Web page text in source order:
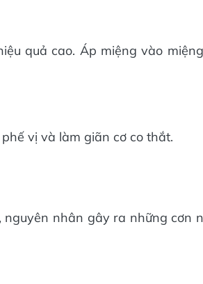
quả cao. Áp miệng vào
vị và làm giãn cơ co thắt.
nhân gây ra những cơn